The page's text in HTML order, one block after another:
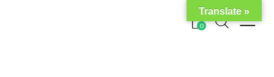
0
Translate »